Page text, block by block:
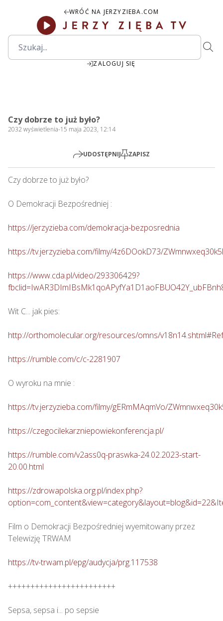
WRÓĆ NA JERZYZIEBA.COM
ZALOGUJ SIĘ
Czy dobrze to już było?
2032 wyświetlenia-15 maja 2023, 12:14
UDOSTĘPNIJ ZAPISZ
Czy dobrze to już było?
O Demokracji Bezpośredniej :
https://jerzyzieba.com/demokracja-bezposrednia
https://tv.jerzyzieba.com/filmy/4z6DOokD73/
https://www.cda.pl/video/293306429?
Wit C... jak pies:
http://orthomolecular.org/resources/omns/
https://rumble.com/c/c-2281907
O wyroku na mnie :
https://tv.jerzyzieba.com/filmy/gERmMAqmVo/
https://czegocilekarzniepowiekonferencja.pl/
https://rumble.com/v2ass0q-praswka-24.02.2023-start-
20.00.html
https://zdrowapolska.org.pl/index.php?
Film o Demokracji Bezpośredniej wyemitowany przez
Telewizję TRWAM
https://tv-trwam.pl/epg/audycja/prg.117538
++++++++++++++++++++++++
Sepsa, sepsa i... po sepsie